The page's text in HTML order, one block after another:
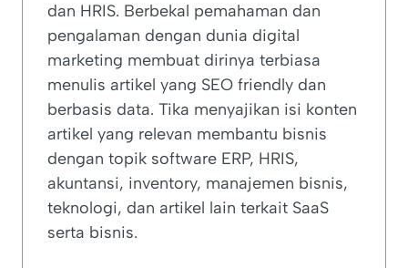
dan HRIS. Berbekal pemahaman dan
pengalaman dengan dunia digital
marketing membuat dirinya terbiasa
menulis artikel yang SEO friendly dan
berbasis data. Tika menyajikan isi konten
artikel yang relevan membantu bisnis
dengan topik software ERP, HRIS,
akuntansi, inventory, manajemen bisnis,
teknologi, dan artikel lain terkait SaaS
serta bisnis.